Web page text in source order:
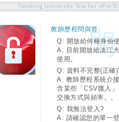
Tamkang University Teacher
教師歷程問與答:
Q: 開放給何種身份
A: 目前開放給淡江
使用。
Q: 資料不完整(正確
A: 教師歷程系統介
含某些「CSV匯入
交換方式與頻率。。
Q: 我無法登入?
A: 請確認您的單一